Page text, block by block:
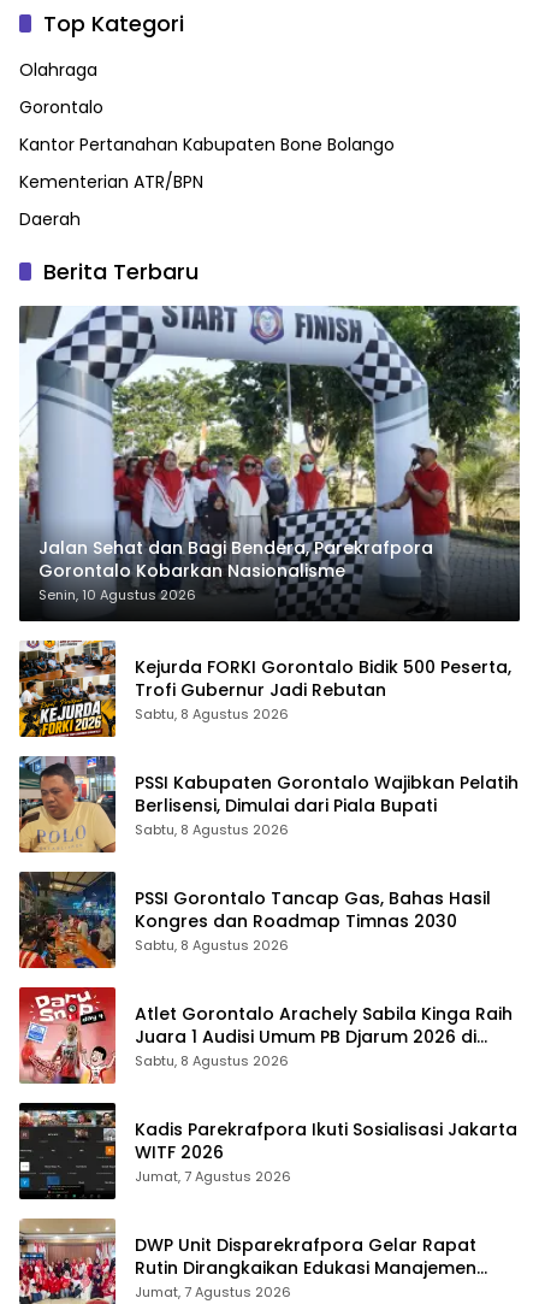
Top Kategori
Olahraga
Gorontalo
Kantor Pertanahan Kabupaten Bone Bolango
Kementerian ATR/BPN
Daerah
Berita Terbaru
Jalan Sehat dan Bagi Bendera, Parekrafpora
Gorontalo Kobarkan Nasionalisme
Senin, 10 Agustus 2026
Kejurda FORKI Gorontalo Bidik 500 Peserta,
Trofi Gubernur Jadi Rebutan
Sabtu, 8 Agustus 2026
PSSI Kabupaten Gorontalo Wajibkan Pelatih
Berlisensi, Dimulai dari Piala Bupati
Sabtu, 8 Agustus 2026
PSSI Gorontalo Tancap Gas, Bahas Hasil
Kongres dan Roadmap Timnas 2030
Sabtu, 8 Agustus 2026
Atlet Gorontalo Arachely Sabila Kinga Raih
Juara 1 Audisi Umum PB Djarum 2026 di
Makassar
Sabtu, 8 Agustus 2026
Kadis Parekrafpora Ikuti Sosialisasi Jakarta
WITF 2026
Jumat, 7 Agustus 2026
DWP Unit Disparekrafpora Gelar Rapat
Rutin Dirangkaikan Edukasi Manajemen
Stres
Jumat, 7 Agustus 2026